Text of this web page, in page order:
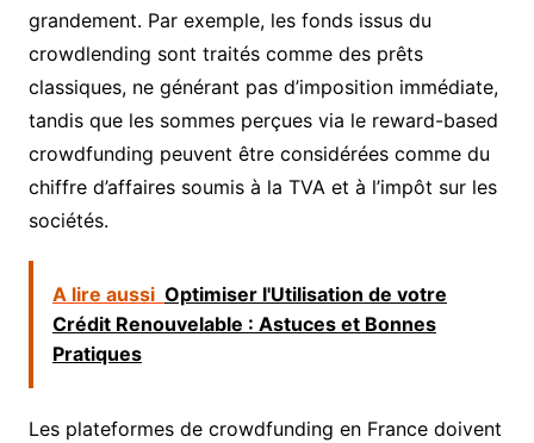
grandement. Par exemple, les fonds issus du
crowdlending sont traités comme des prêts
classiques, ne générant pas d’imposition immédiate,
tandis que les sommes perçues via le reward-based
crowdfunding peuvent être considérées comme du
chiffre d’affaires soumis à la TVA et à l’impôt sur les
sociétés.
A lire aussi Optimiser l'Utilisation de votre
Crédit Renouvelable : Astuces et Bonnes
Pratiques
Les plateformes de crowdfunding en France doivent